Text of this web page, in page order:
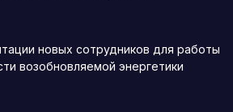
новых сотрудников для работы
возобновляемой энергетики